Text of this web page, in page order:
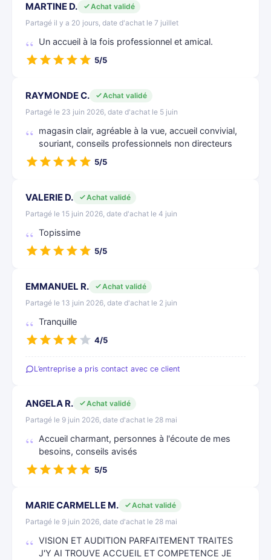
MARTINE D.
Achat validé
Partagé il y a 20 jours, date d'achat le 7 juillet
Un accueil à la fois professionnel et amical.
5/5
RAYMONDE C.
Achat validé
Partagé le 23 juin 2026, date d'achat le 5 juin
magasin clair, agréable à la vue, accueil convivial,
souriant, conseils professionnels non directeurs
5/5
VALERIE D.
Achat validé
Partagé le 15 juin 2026, date d'achat le 4 juin
Topissime
5/5
EMMANUEL R.
Achat validé
Partagé le 13 juin 2026, date d'achat le 2 juin
Tranquille
4/5
L’entreprise a pris contact avec ce client
ANGELA R.
Achat validé
Partagé le 9 juin 2026, date d'achat le 28 mai
Accueil charmant, personnes à l'écoute de mes
besoins, conseils avisés
5/5
MARIE CARMELLE M.
Achat validé
Partagé le 9 juin 2026, date d'achat le 28 mai
VISION ET AUDITION PARFAITEMENT TRAITES
J'Y AI TROUVE ACCUEIL ET COMPETENCE JE